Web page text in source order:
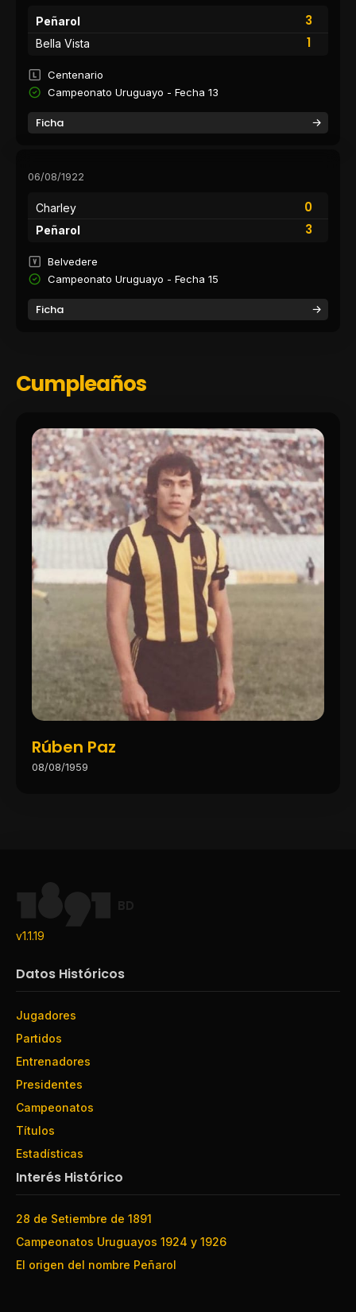
Peñarol
3
1
Bella Vista
Centenario
Campeonato Uruguayo - Fecha 13
Ficha
06/08/1922
Charley
0
3
Peñarol
Belvedere
Campeonato Uruguayo - Fecha 15
Ficha
Cumpleaños
Rúben Paz
08/08/1959
BD
v1.1.19
Datos Históricos
Jugadores
Partidos
Entrenadores
Presidentes
Campeonatos
Títulos
Estadísticas
Interés Histórico
28 de Setiembre de 1891
Campeonatos Uruguayos 1924 y 1926
El origen del nombre Peñarol